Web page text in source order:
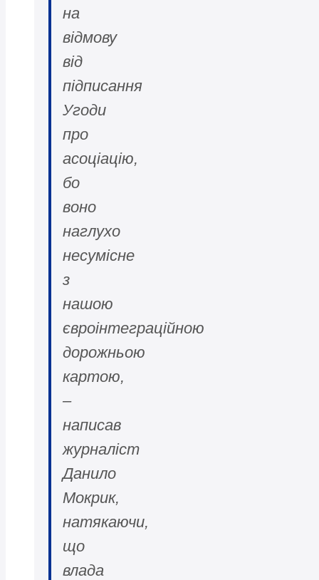
на
відмову
від
підписання
Угоди
про
асоціацію,
бо
воно
наглухо
несумісне
з
нашою
євроінтеграційною
дорожньою
картою,
–
написав
журналіст
Данило
Мокрик,
натякаючи,
що
влада